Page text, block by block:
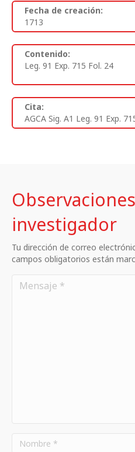
Fecha de creación:
1713
Contenido:
Leg. 91 Exp. 715 Fol. 24
Cita:
AGCA Sig. A1 Leg. 91 Exp.
investigador
Tu dirección de correo
campos obligatorios están